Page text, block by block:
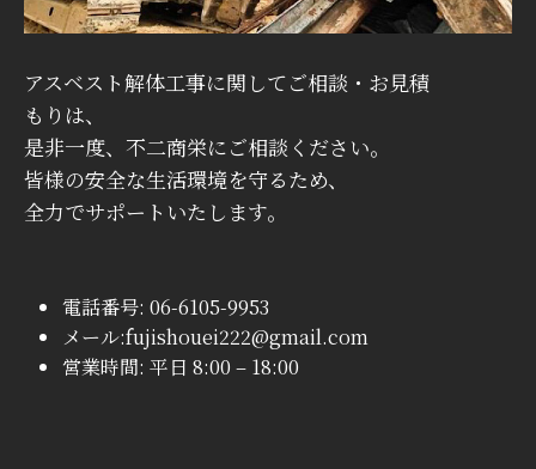
アスベスト解体工事に関してご相談・お見積
もりは、
是非一度、不二商栄にご相談ください。
皆様の安全な生活環境を守るため、
全力でサポートいたします。
電話番号: 06-6105-9953
メール:fujishouei222@gmail.com
営業時間: 平日 8:00 – 18:00